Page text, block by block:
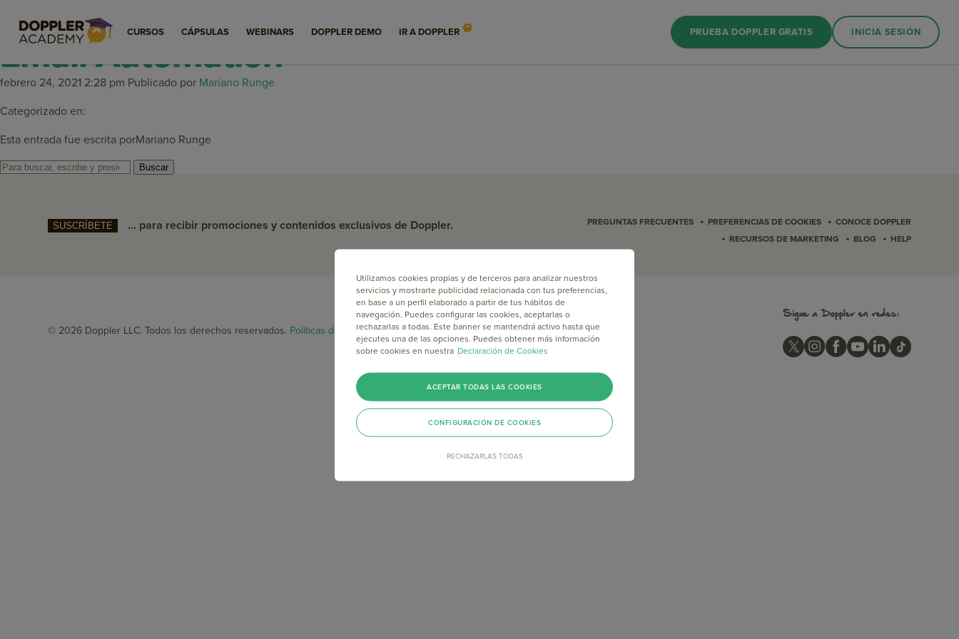
CURSOS CÁPSULAS WEBINARS DOPPLER DEMO IR A DOPPLER PRUEBA DOPPLER GRATIS INICIA SESIÓN
SMS Marketing como complemento de tu estrategia de
Email Automation
febrero 24, 2021 2:28 pm Publicado por Mariano Runge
Categorizado en:
Esta entrada fue escrita porMariano Runge
Buscar
SUSCRÍBETE ... para recibir promociones y contenidos exclusivos de Doppler. PREGUNTAS FRECUENTES • PREFERENCIAS DE COOKIES • CONOCE DOPPLER
• RECURSOS DE MARKETING • BLOG • HELP
© 2026 Doppler LLC. Todos los derechos reservados. Políticas de privacidad y legales.
Sigue a Doppler en redes:
Utilizamos cookies propias y de terceros para analizar nuestros
servicios y mostrarte publicidad relacionada con tus preferencias,
en base a un perfil elaborado a partir de tus hábitos de
navegación. Puedes configurar las cookies, aceptarlas o
rechazarlas a todas. Este banner se mantendrá activo hasta que
ejecutes una de las opciones. Puedes obtener más información
sobre cookies en nuestra Declaración de Cookies
RECHAZARLAS TODAS
ACEPTAR TODAS LAS COOKIES
CONFIGURACIÓN DE COOKIES